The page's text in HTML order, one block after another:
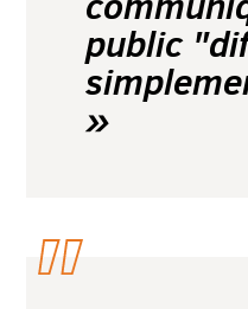
public
»